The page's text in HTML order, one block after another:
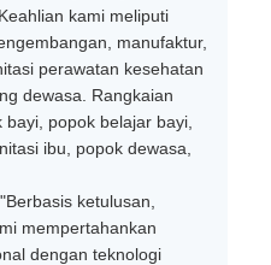
kami meliputi
manufaktur,
perawatan kesehatan
dewasa. Rangkaian
popok belajar bayi,
ibu, popok dewasa,
ketulusan,
mempertahankan
dengan teknologi